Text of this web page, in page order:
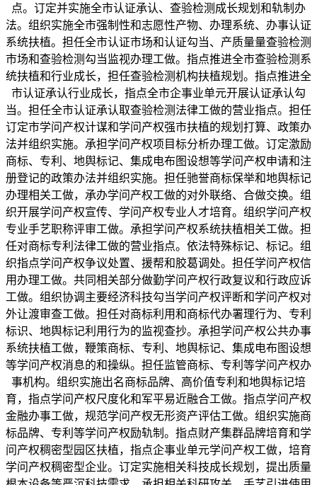
点。订定并实施全市认证承认、查验检测成长规划和轨制办
法。组织实施全市强制性和志愿性产物、办理系统、办事认证
系统扶植。担任全市认证市场和认证勾当、产质量量查验检测
市场和查验检测勾当监视办理工做。指点推进全市查验检测系
统扶植和行业成长，担任查验检测机构扶植规划。指点推进全
市认证承认行业成长，指点全市企事业单元开展认证承认勾
当。担任全市认证承认取查验检测法律工做的营业指点。担任
订定市学问产权计谋和学问产权强市扶植的规划打算、政策办
法并组织实施。承担学问产权项目标分析办理工做。订定激励
商标、专利、地舆标记、集成电布图设想等学问产权申请和注
册登记的政策办法并组织实施。担任驰誉商标保举和地舆标记
办理相关工做，承办学问产权工做的对外联络、合做交换。组
织开展学问产权宣传、学问产权专业人才培育。组织学问产权
专业手艺职称评审工做。承担学问产权系统扶植相关工做。担
任对商标专利法律工做的营业指点。依法特殊标记、标记。组
织指点学问产权争议处置、援帮和胶葛调处。担任学问产权信
用办理工做。共同相关部分做勤学问产权行政复议和行政应诉
工做。组织协调主要经济科技勾当学问产权评断和学问产权对
外让渡审查工做。担任对商标利用和商标代办署理行为、专利
标识、地舆标记利用行为的监视查抄。承担学问产权公共办事
系统扶植工做，鞭策商标、专利、地舆标记、集成电布图设想
等学问产权消息的和操纵。担任监管商标、专利等学问产权办
事机构。组织实施出名商标品牌、高价值专利和地舆标记培
育，指点学问产权尺度化和军平易近融合工做。指点学问产权
金融办事工做，规范学问产杈无形资产评估工做。组织实施商
标品牌、专利等学问产权励轨制。指点财产集群品牌培育和学
问产权稠密型园区扶植，指点企事业单元学问产权工做，培育
学问产权稠密型企业。订定实施相关科技成长规划，提出质量